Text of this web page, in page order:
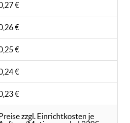
€
€
€
€
€
zzgl. Einrichtkosten je